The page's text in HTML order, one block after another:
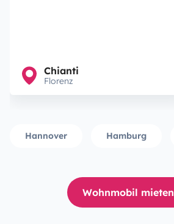
Chianti
Florenz
Hannover Hamburg
Wohnmobil mieten